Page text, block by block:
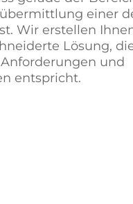
einer
Wir erstellen
Lösung,
und
entspricht.